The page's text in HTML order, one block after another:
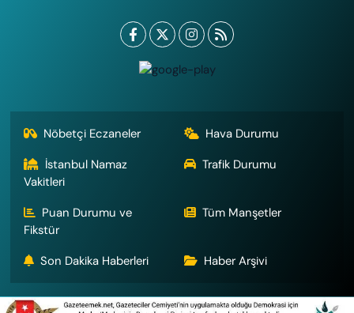
Nöbetçi Eczaneler
Hava Durumu
İstanbul Namaz
Vakitleri
Trafik Durumu
Puan Durumu ve
Fikstür
Tüm Manşetler
Son Dakika Haberleri Haber Arşivi